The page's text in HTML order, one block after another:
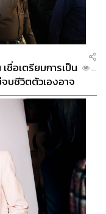
ชื่อเตรียมการเป็น
บชีวิตตัวเองอาจ
...